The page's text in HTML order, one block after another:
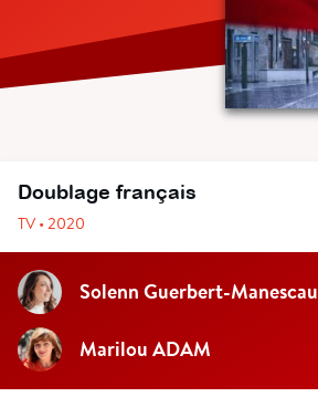
Doublage français
TV • 2020
Solenn Guerbert-Manescau
Marilou ADAM